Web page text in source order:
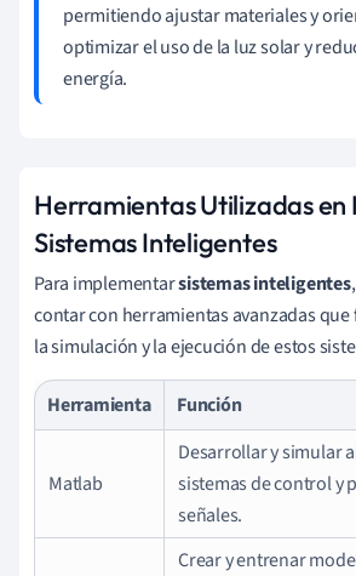
permitiendo ajustar materiales y
optimizar el uso de la luz solar y
energía.
Herramientas Utilizadas en
Sistemas Inteligentes
Para implementarsistemas inteligentes
contar con herramientas avanzadas
la simulación y la ejecución de estos
Herramienta Función
Matlab
Desarrollar y simular
sistemas de control y
señales.
Crear y entrenar